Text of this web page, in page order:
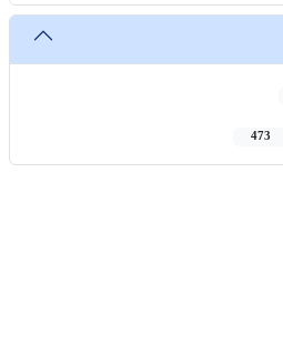
473